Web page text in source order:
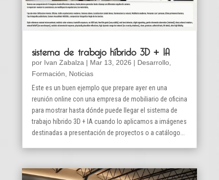
sistema de trabajo híbrido 3D + IA
por Ivan Zabalza | Mar 13, 2026 | Desarrollo,
Formación
Noticias
Este es un buen ejemplo que prepare ayer en una
reunión online con una empresa de mobiliario de oficina
para mostrar hasta dónde puede llegar el sistema de
trabajo híbrido 3D + IA cuando lo aplicamos a imágenes
destinadas a presentación de proyectos o a catálogo...